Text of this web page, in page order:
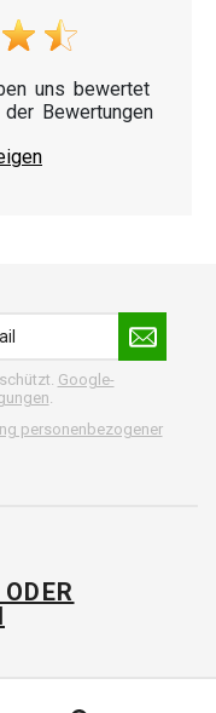
uns bewertet
Bewertungen
Google-
personenbezogener